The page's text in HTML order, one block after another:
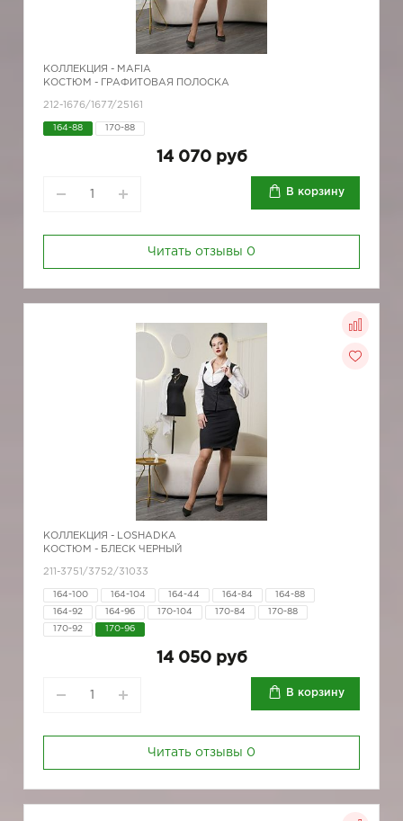
КОЛЛЕКЦИЯ - MAFIA
КОСТЮМ - ГРАФИТОВАЯ ПОЛОСКА
212-1676/1677/25161
164-88 170-88
14 070 руб
В корзину
Читать отзывы 0
КОЛЛЕКЦИЯ - LOSHADKA
КОСТЮМ - БЛЕСК ЧЕРНЫЙ
211-3751/3752/31033
164-100 164-104 164-44 164-84 164-88
164-92 164-96 170-104 170-84 170-88
170-92 170-96
14 050 руб
В корзину
Читать отзывы 0